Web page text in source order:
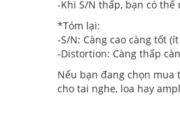
-Khi S/N thấp, bạn có
*Tóm lại:
-S/N: Càng cao càng tốt
-Distortion: Càng thấp
Nếu bạn đang chọn
cho tai nghe, loa hay